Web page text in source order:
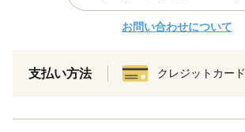
お問い合わせについて
支払い方法 クレジットカード